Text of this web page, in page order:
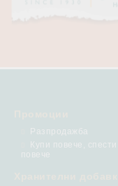
Разпродажба
Купи повече, спести
повече